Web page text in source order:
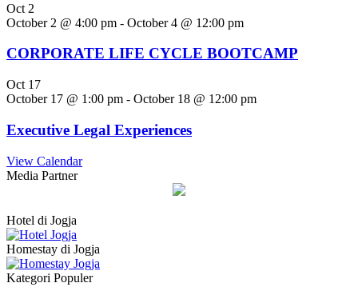
Oct 2
October 2 @ 4:00 pm - October 4 @ 12:00 pm
CORPORATE LIFE CYCLE BOOTCAMP
Oct 17
October 17 @ 1:00 pm - October 18 @ 12:00 pm
Executive Legal Experiences
View Calendar
Media Partner
Hotel di Jogja
Homestay di Jogja
Kategori Populer